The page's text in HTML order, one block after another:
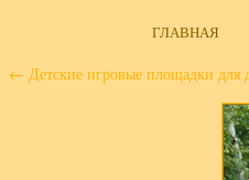
ГЛАВНАЯ
← Детские игровые площадки для